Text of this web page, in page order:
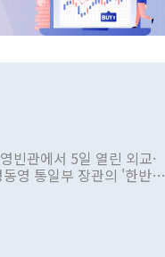
빈관에서 5일 열린 외교·
영 통일부 장관의 '한반도
책으로 추진하겠다고 공